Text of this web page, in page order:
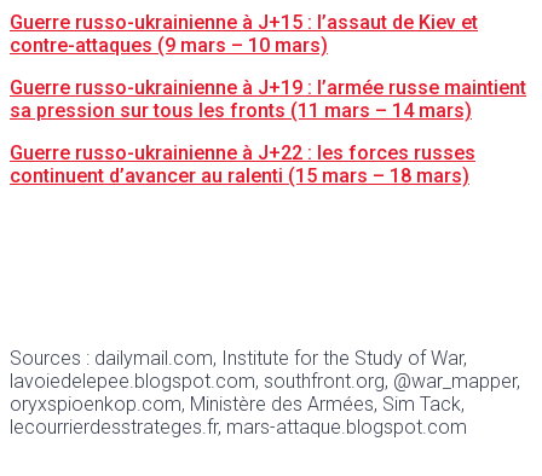
Guerre russo-ukrainienne à J+15 : l’assaut de Kiev et
contre-attaques (9 mars – 10 mars)
Guerre russo-ukrainienne à J+19 : l’armée russe maintient
sa pression sur tous les fronts (11 mars – 14 mars)
Guerre russo-ukrainienne à J+22 : les forces russes
continuent d’avancer au ralenti (15 mars – 18 mars)
Sources : dailymail.com, Institute for the Study of War,
lavoiedelepee.blogspot.com, southfront.org, @war_mapper,
oryxspioenkop.com, Ministère des Armées, Sim Tack,
lecourrierdesstrateges.fr, mars-attaque.blogspot.com